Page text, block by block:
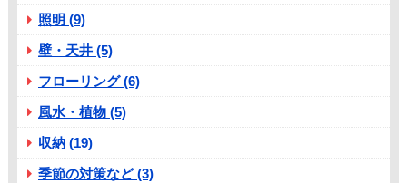
照明 (9)
壁・天井 (5)
フローリング (6)
風水・植物 (5)
収納 (19)
季節の対策など (3)